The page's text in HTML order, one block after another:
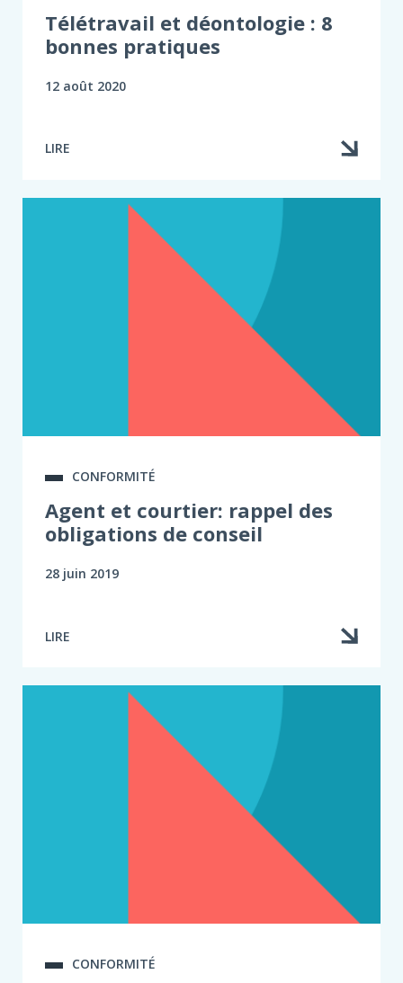
Télétravail et déontologie : 8
bonnes pratiques
12 août 2020
LIRE
CONFORMITÉ
Agent et courtier: rappel des
obligations de conseil
28 juin 2019
LIRE
CONFORMITÉ